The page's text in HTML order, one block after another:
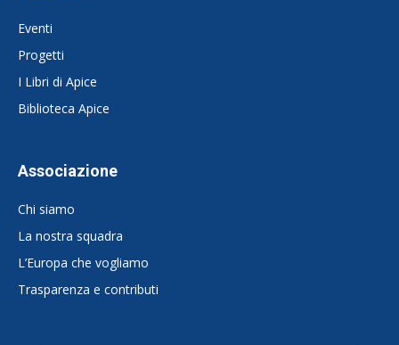
Eventi
Progetti
I Libri di Apice
Biblioteca Apice
Associazione
Chi siamo
La nostra squadra
L’Europa che vogliamo
Trasparenza e contributi